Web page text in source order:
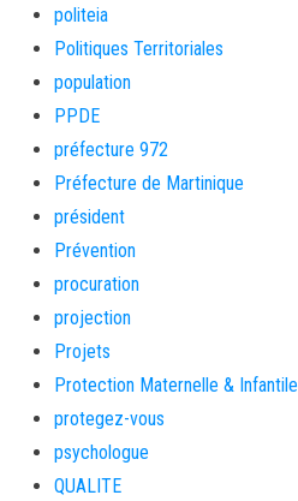
politeia
Politiques Territoriales
population
PPDE
préfecture 972
Préfecture de Martinique
président
Prévention
procuration
projection
Projets
Protection Maternelle & Infantile
protegez-vous
psychologue
QUALITE